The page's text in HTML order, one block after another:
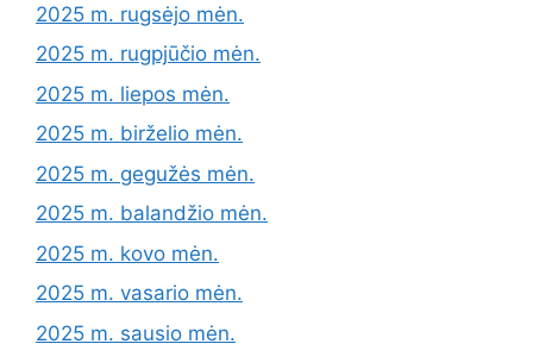
2025 m. rugsėjo mėn.
2025 m. rugpjūčio mėn.
2025 m. liepos mėn.
2025 m. birželio mėn.
2025 m. gegužės mėn.
2025 m. balandžio mėn.
2025 m. kovo mėn.
2025 m. vasario mėn.
2025 m. sausio mėn.